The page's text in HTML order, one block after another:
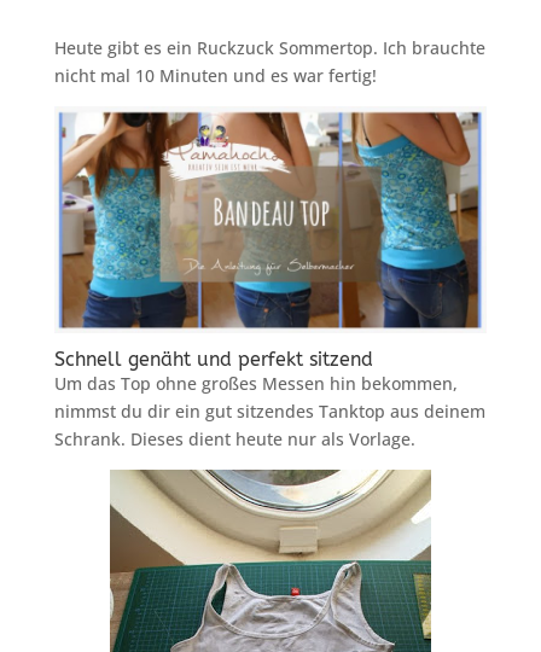
Heute gibt es ein Ruckzuck Sommertop. Ich brauchte
nicht mal 10 Minuten und es war fertig!
Schnell genäht und perfekt sitzend
Um das Top ohne großes Messen hin bekommen,
nimmst du dir ein gut sitzendes Tanktop aus deinem
Schrank. Dieses dient heute nur als Vorlage.